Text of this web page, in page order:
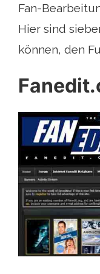
Fan-
Hier sind
können, den